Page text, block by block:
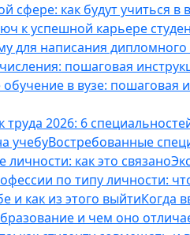
сфере: как будут учиться
к успешной карьере
для написания
пошаговая
в вузе: пошаговая
труда 2026: 6
учебуВостребованные
как это связано
по типу личности:
и как из этого выйтиКогда
и чем оно